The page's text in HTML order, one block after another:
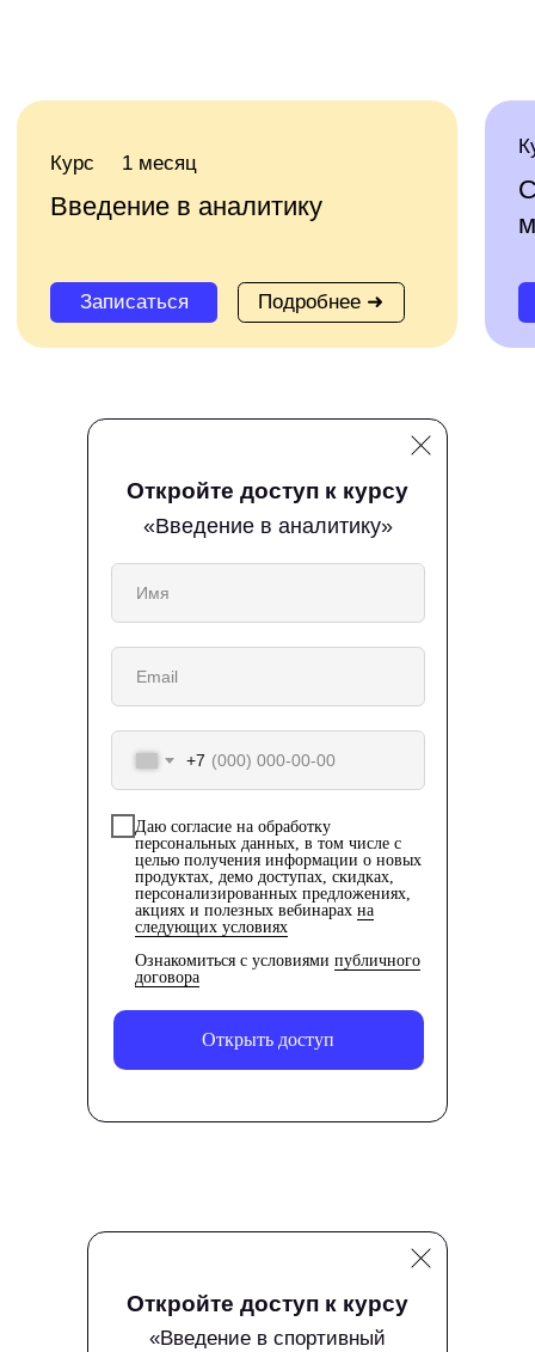
Откройте доступ к курсу
«Введение в аналитику»
+7
Даю согласие на обработку
персональных данных, в том числе с
целью получения информации о новых
продуктах, демо доступах, скидках,
персонализированных предложениях,
акциях и полезных вебинарах на
следующих условиях
Ознакомиться с условиями публичного
договора
Открыть доступ
Откройте доступ к курсу
«Введение в спортивный